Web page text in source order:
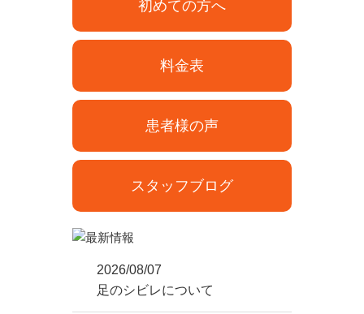
初めての方へ
料金表
患者様の声
スタッフブログ
2026/08/07
足のシビレについて